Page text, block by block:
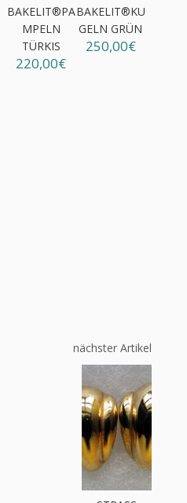
BAKELIT®PA
MPELN
TÜRKIS
220,00€
BAKELIT®KU
GELN GRÜN
250,00€
nächster Artikel